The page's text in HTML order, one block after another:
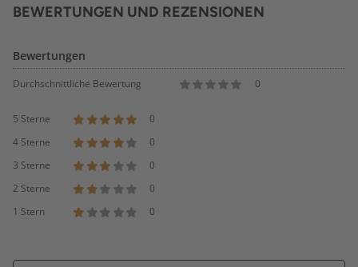
BEWERTUNGEN UND REZENSIONEN
Bewertungen
Durchschnittliche Bewertung 0
5 Sterne
0
4 Sterne
0
3 Sterne
0
2 Sterne
0
1 Stern
0